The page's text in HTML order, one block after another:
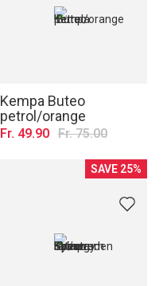
Kempa Buteo
petrol/orange
Fr. 49.90 Fr. 75.00
SAVE 25%